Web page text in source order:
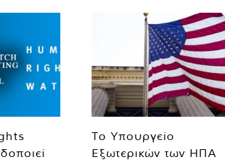
Το Υπουργείο
Εξωτερικών των ΗΠΑ